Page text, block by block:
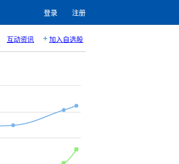
登录 注册
互动资讯 加入自选股